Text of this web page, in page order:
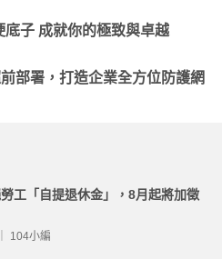
子 成就你的極致與卓越
部署，打造企業全方位防護網
工「自提退休金」，8月起將加徵
104小編